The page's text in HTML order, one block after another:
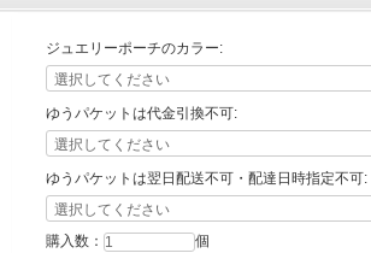
ジュエリーポーチのカラー:
ゆうパケットは代金引換不可:
ゆうパケットは翌日配送不可・配達日時指定不可:
購入数： 個